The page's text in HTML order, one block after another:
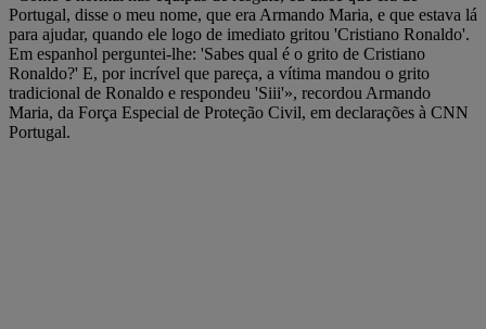
Portugal, disse o meu nome, que era Armando Maria, e que estava lá
para ajudar, quando ele logo de imediato gritou 'Cristiano Ronaldo'.
Em espanhol perguntei-lhe: 'Sabes qual é o grito de Cristiano
Ronaldo?' E, por incrível que pareça, a vítima mandou o grito
tradicional de Ronaldo e respondeu 'Siii'», recordou Armando
Maria, da Força Especial de Proteção Civil, em declarações à CNN
Portugal.